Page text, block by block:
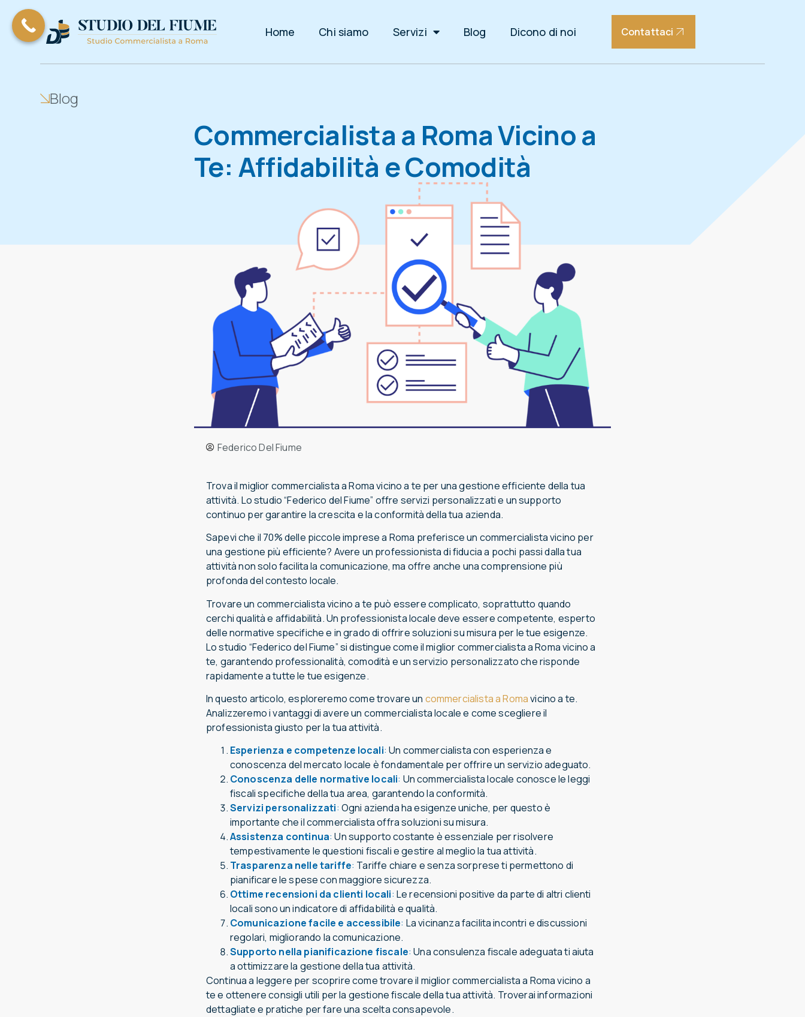
Home Chi siamo Servizi Blog Dicono di noi Contattaci
Blog
Commercialista a Roma Vicino a
Te: Affidabilità e Comodità
Federico Del Fiume
Trova il miglior commercialista a Roma vicino a te per una gestione efficiente della tua
attività. Lo studio “Federico del Fiume” offre servizi personalizzati e un supporto
continuo per garantire la crescita e la conformità della tua azienda.
Sapevi che il 70% delle piccole imprese a Roma preferisce un commercialista vicino per
una gestione più efficiente? Avere un professionista di fiducia a pochi passi dalla tua
attività non solo facilita la comunicazione, ma offre anche una comprensione più
profonda del contesto locale.
Trovare un commercialista vicino a te può essere complicato, soprattutto quando
cerchi qualità e affidabilità. Un professionista locale deve essere competente, esperto
delle normative specifiche e in grado di offrire soluzioni su misura per le tue esigenze.
Lo studio “Federico del Fiume” si distingue come il miglior commercialista a Roma vicino a
te, garantendo professionalità, comodità e un servizio personalizzato che risponde
rapidamente a tutte le tue esigenze.
In questo articolo, esploreremo come trovare un commercialista a Romavicino a te.
Analizzeremo i vantaggi di avere un commercialista locale e come scegliere il
professionista giusto per la tua attività.
Esperienza e competenze locali: Un commercialista con esperienza e
conoscenza del mercato locale è fondamentale per offrire un servizio adeguato.
Conoscenza delle normative locali: Un commercialista locale conosce le leggi
fiscali specifiche della tua area, garantendo la conformità.
Servizi personalizzati: Ogni azienda ha esigenze uniche, per questo è
importante che il commercialista offra soluzioni su misura.
Assistenza continua: Un supporto costante è essenziale per risolvere
tempestivamente le questioni fiscali e gestire al meglio la tua attività.
Trasparenza nelle tariffe: Tariffe chiare e senza sorprese ti permettono di
pianificare le spese con maggiore sicurezza.
Ottime recensioni da clienti locali: Le recensioni positive da parte di altri clienti
locali sono un indicatore di affidabilità e qualità.
Comunicazione facile e accessibile: La vicinanza facilita incontri e discussioni
regolari, migliorando la comunicazione.
Supporto nella pianificazione fiscale: Una consulenza fiscale adeguata ti aiuta
a ottimizzare la gestione della tua attività.
Continua a leggere per scoprire come trovare il miglior commercialista a Roma vicino a
te e ottenere consigli utili per la gestione fiscale della tua attività. Troverai informazioni
dettagliate e pratiche per fare una scelta consapevole.